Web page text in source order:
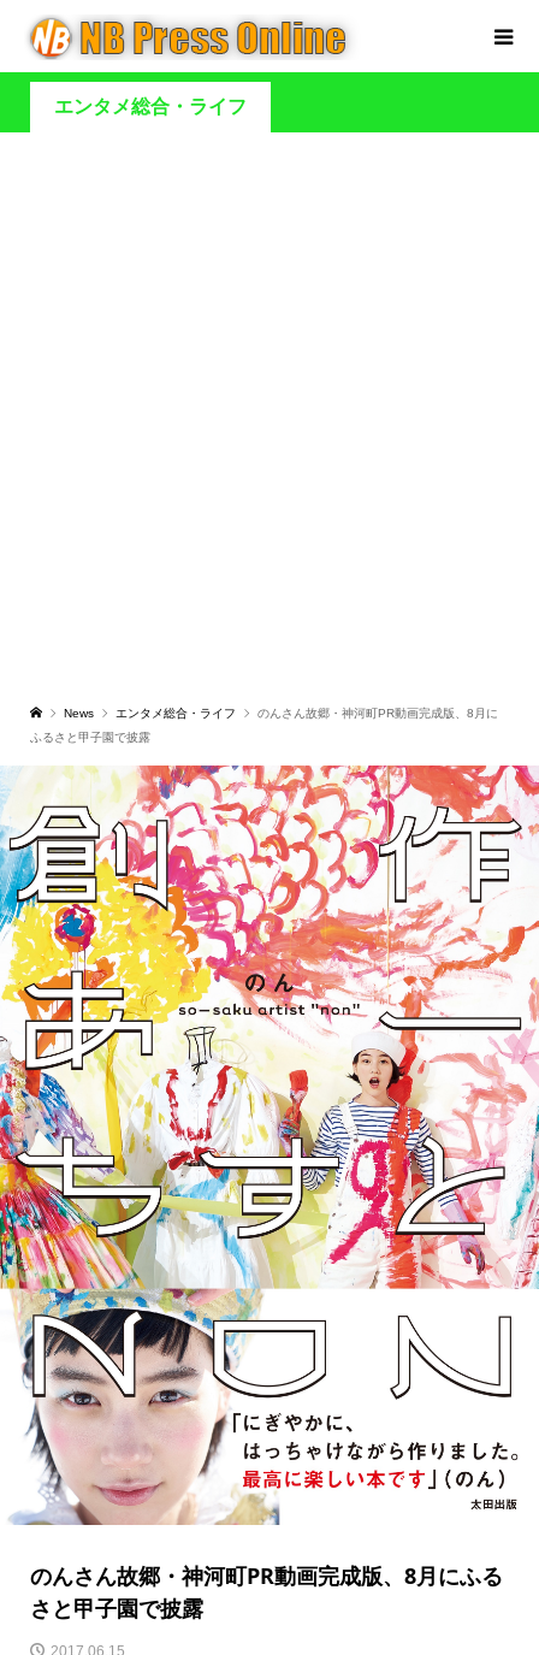
エンタメ総合・ライフ
News エンタメ総合・ライフ
のんさん故郷・神河町PR動画完成版、8月に
ふるさと甲子園で披露
のんさん故郷・神河町PR動画完成版、8月にふる
さと甲子園で披露
2017.06.15